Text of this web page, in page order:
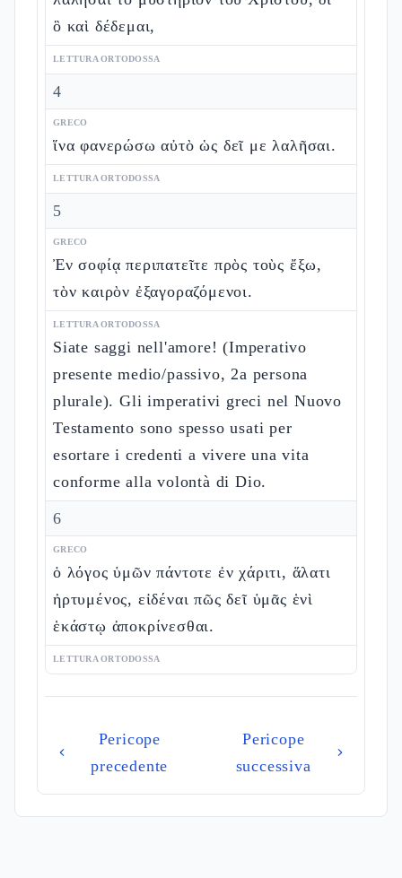
ὃ καὶ δέδεμαι,
LETTURA ORTODOSSA
4
GRECO
ἵνα φανερώσω αὐτὸ ὡς δεῖ με λαλῆσαι.
LETTURA ORTODOSSA
5
GRECO
Ἐν σοφίᾳ περιπατεῖτε πρὸς τοὺς ἔξω,
τὸν καιρὸν ἐξαγοραζόμενοι.
LETTURA ORTODOSSA
Siate saggi nell'amore! (Imperativo
presente medio/passivo, 2a persona
plurale). Gli imperativi greci nel Nuovo
Testamento sono spesso usati per
esortare i credenti a vivere una vita
conforme alla volontà di Dio.
6
GRECO
ὁ λόγος ὑμῶν πάντοτε ἐν χάριτι, ἅλατι
ἠρτυμένος, εἰδέναι πῶς δεῖ ὑμᾶς ἑνὶ
ἑκάστῳ ἀποκρίνεσθαι.
LETTURA ORTODOSSA
Pericope
precedente
Pericope
successiva